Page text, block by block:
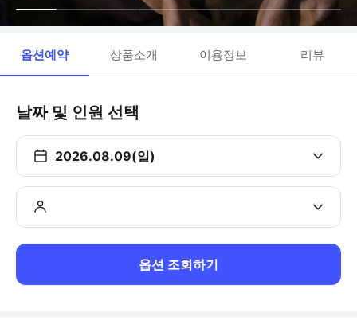
옵션예약 상품소개 이용정보 리뷰
날짜 및 인원 선택
2026.08.09(일)
옵션 조회하기